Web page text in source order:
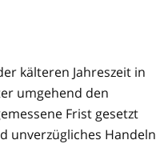
kälteren Jahreszeit in
umgehend den
Frist gesetzt
unverzügliches Handeln